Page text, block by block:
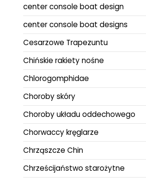
center console boat design
center console boat designs
Cesarzowe Trapezuntu
Chińskie rakiety nośne
Chlorogomphidae
Choroby skóry
Choroby układu oddechowego
Chorwaccy kręglarze
Chrząszcze Chin
Chrześcijaństwo starożytne